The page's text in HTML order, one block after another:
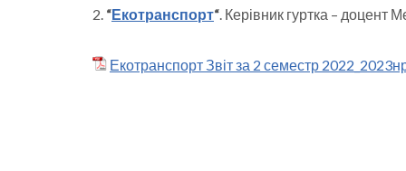
2. “Екотранспорт“ . Керівник гуртка – доцент
Екотранспорт Звіт за 2 семестр